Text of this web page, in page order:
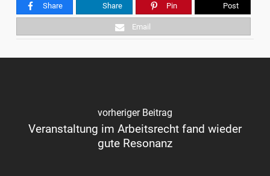
Share Share Pin Post
Email
vorheriger Beitrag
Veranstaltung im Arbeitsrecht fand wieder
gute Resonanz